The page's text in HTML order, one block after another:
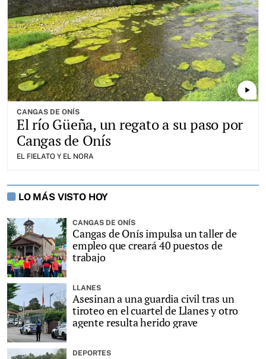
play_arrow
CANGAS DE ONÍS
El río Güeña, un regato a su paso por
Cangas de Onís
EL FIELATO Y EL NORA
LO MÁS VISTO HOY
CANGAS DE ONÍS
Cangas de Onís impulsa un taller de
empleo que creará 40 puestos de
trabajo
LLANES
Asesinan a una guardia civil tras un
tiroteo en el cuartel de Llanes y otro
agente resulta herido grave
DEPORTES